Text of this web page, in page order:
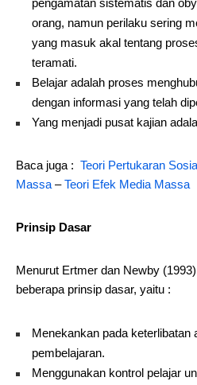
pengamatan sistematis dan
orang, namun perilaku sering
yang masuk akal tentang
teramati.
Belajar adalah proses
dengan informasi yang telah
Yang menjadi pusat kajian
Baca juga : Teori Pertukaran
Massa –Teori Efek Media Massa
Prinsip Dasar
Menurut Ertmer dan Newby
beberapa prinsip dasar, yaitu :
Menekankan pada keterlibatan
pembelajaran.
Menggunakan kontrol pelajar